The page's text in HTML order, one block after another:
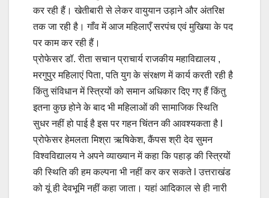
कर रही हैं। खेतीबारी से लेकर वायुयान उड़ाने और अंतरिक्ष
तक जा रही है। गाँव में आज महिलाएँ सरपंच एवं मुखिया के पद
पर काम कर रही हैं।
प्रोफेसर डॉ. रीता सचान प्राचार्य राजकीय महाविद्यालय ,
मरगुपुर महिलाएं पिता, पति युग के संरक्षण में कार्य करती रही है
किंतु संविधान में स्त्रियों को समान अधिकार दिए गए हैं किंतु
इतना कुछ होने के बाद भी महिलाओं की सामाजिक स्थिति
सुधर नहीं हो पाई है इस पर गहन चिंतन की आवश्यकता है l
प्रोफेसर हेमलता मिश्रा ऋषिकेश, कैंपस श्री देव सुमन
विश्वविद्यालय ने अपने व्याख्यान में कहा कि पहाड़ की स्त्रियों
की स्थिति की हम कल्पना भी नहीं कर कर सकते l उत्तराखंड
को यूं ही देवभूमि नहीं कहा जाता। यहां आदिकाल से ही नारी